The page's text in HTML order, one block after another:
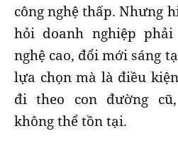
công nghệ thấp. Nhưng
hỏi doanh nghiệp phải
nghệ cao, đổi mới sáng
lựa chọn mà là điều
đi theo con đường
không thể tồn tại.